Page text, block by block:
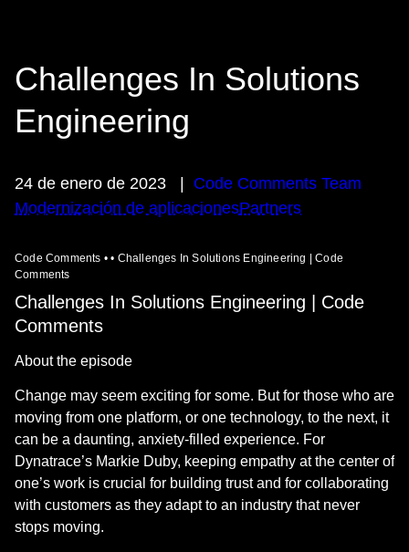
Challenges In Solutions
Engineering
24 de enero de 2023
Code Comments Team
Modernización de aplicacionesPartners
Code Comments • • Challenges In Solutions Engineering | Code
Comments
Challenges In Solutions Engineering | Code
Comments
About the episode
Change may seem exciting for some. But for those who are
moving from one platform, or one technology, to the next, it
can be a daunting, anxiety-filled experience. For
Dynatrace’s Markie Duby, keeping empathy at the center of
one’s work is crucial for building trust and for collaborating
with customers as they adapt to an industry that never
stops moving.